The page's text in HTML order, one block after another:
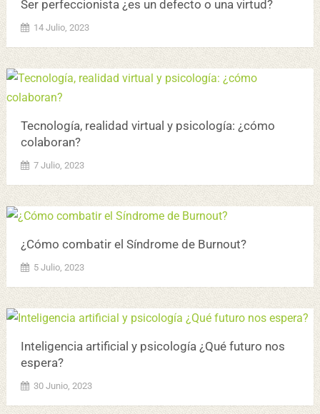
Ser perfeccionista ¿es un defecto o una virtud?
14 Julio, 2023
Tecnología, realidad virtual y psicología: ¿cómo
colaboran?
7 Julio, 2023
¿Cómo combatir el Síndrome de Burnout?
5 Julio, 2023
Inteligencia artificial y psicología ¿Qué futuro nos
espera?
30 Junio, 2023